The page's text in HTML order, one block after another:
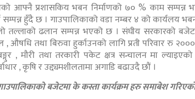
आफ्नै प्रशासकिय भबन निर्माणको ७० % काम सम्पन्न
सम्पन्न हुँदै छ । गाउपालिकाको वडा नम्बर ४ को कार्यलय
तल्लाको ढलान सम्पन्न भएको छ । संघीय सरकारको बजेट
, औषधि तथा बिरुवा हुर्काउनको लागि प्रती परिवार रु
, मौरी तथा तरकारी पकेट क्षत्र सन्चालन मा
, कृषि र उद्द्यमशीलतामा अगाडि बढाउदै छौं ।
बजेटमा के कस्ता कार्यक्रम हरु समाबेश